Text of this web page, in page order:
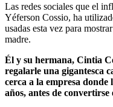
Las redes sociales que el
Yéferson Cossio, ha
usadas esta vez para
madre.
Él y su hermana, Cintia
regalarle una gigantesca
cerca a la empresa
años, antes de